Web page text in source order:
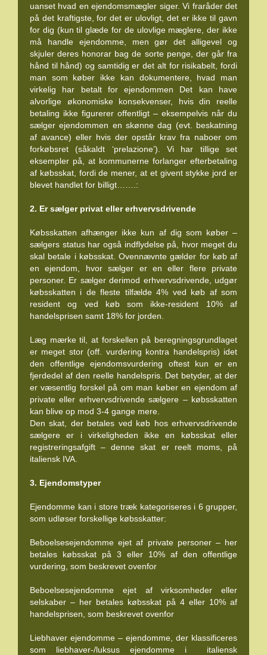
uanset hvad en ejendomsmægler siger. Vi fraråder det
på det kraftigste, for det er ulovligt, det er ikke til gavn
for dig (kun til glæde for de ulovlige mæglere, der ikke
må handle ejendomme, men gør det alligevel og
skjuler deres honorar bag de sorte penge, der går fra
hånd til hånd) og samtidig er det alt for risikabelt, fordi
man som køber ikke kan dokumentere, hvad man
virkelig har betalt for ejendommen Det kan have
alvorlige økonomiske konsekvenser, hvis din reelle
betaling ikke figurerer offentligt – eksempelvis når du
sælger ejendommen en skønne dag (evt. beskatning
af avance) eller hvis der opstår krav fra naboer om
forkøbsret (såkaldt ‘prelazione’). Vi har tillige set
eksempler på, at kommunerne forlanger efterbetaling
af købsskat, fordi de mener, at et givent stykke jord er
blevet handlet for billigt…….:
2. Er sælger privat eller erhvervsdrivende
Købsskatten afhænger ikke kun af dig som køber –
sælgers status har også indflydelse på, hvor meget du
skal betale i købsskat. Ovennævnte gælder for køb af
en ejendom, hvor sælger er en eller flere private
personer. Er sælger derimod erhvervsdrivende, udgør
købsskatten i de fleste tilfælde 4% ved køb af som
resident og ved køb som ikke-resident 10% af
handelsprisen samt 18% for jorden.
Læg mærke til, at forskellen på beregningsgrundlaget
er meget stor (off. vurdering kontra handelspris) idet
den offentlige ejendomsvurdering oftest kun er en
fjerdedel af den reelle handelspris. Det betyder, at der
er væsentlig forskel på om man køber en ejendom af
private eller erhvervsdrivende sælgere – købsskatten
kan blive op mod 3-4 gange mere.
Den skat, der betales ved køb hos erhvervsdrivende
sælgere er i virkeligheden ikke en købsskat eller
registreringsafgift – denne skat er reelt moms, på
italiensk IVA.
3. Ejendomstyper
Ejendomme kan i store træk kategoriseres i 6 grupper,
som udløser forskellige købsskatter:
Beboelsesejendomme ejet af private personer – her
betales købsskat på 3 eller 10% af den offentlige
vurdering, som beskrevet ovenfor
Beboelsesejendomme ejet af virksomheder eller
selskaber – her betales købsskat på 4 eller 10% af
handelsprisen, som beskrevet ovenfor
Liebhaver ejendomme – ejendomme, der klassificeres
som liebhaver-/luksus ejendomme i italiensk